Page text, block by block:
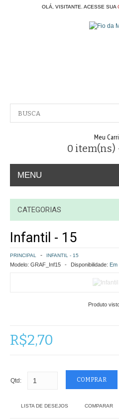
OLÁ, VISITANTE. ACESSE SUA
Meu
0 item(ns)
MENU
A EMPRESA
CONTATO
COMO COMPRAR
POLÍTICA DE FRETE GRÁTIS
CONTATO
CATEGORIAS
Infantil - 15
PRINCIPAL INFANTIL - 15
Modelo: GRAF_Inf15 Disponibilidade: Em
Produto
R$2,70
Qtd:
LISTA DE DESEJOS COMPARAR